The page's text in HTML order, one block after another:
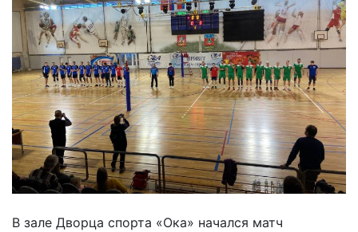
В зале Дворца спорта «Ока» начался матч